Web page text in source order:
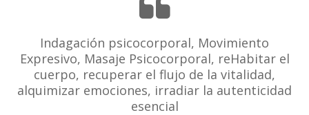
Indagación psicocorporal, Movimiento
Expresivo, Masaje Psicocorporal, reHabitar el
cuerpo, recuperar el flujo de la vitalidad,
alquimizar emociones, irradiar la autenticidad
esencial